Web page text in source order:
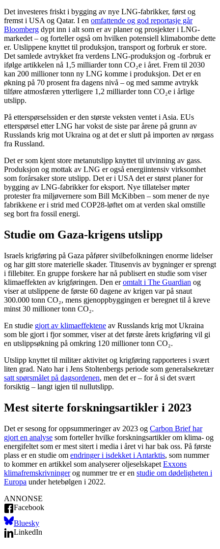
Det investeres friskt i bygging av nye LNG-fabrikker, først og
fremst i USA og Qatar. I en omfattende og god reportasje går
Bloomberg dypt inn i alt som er av planer og prosjekter i LNG-
markedet – og forteller også om hvilken potensiell klimabombe dette
er. Utslippene knyttet til produksjon, transport og forbruk er store.
Det samlede avtrykket fra verdens LNG-produksjon og -forbruk er
ifølge artikkelen nå 1,5 milliarder tonn CO₂e i året. Frem til 2030
kan 200 millioner tonn ny LNG komme i produksjon. Det er en
økning på 70 prosent fra dagens nivå – og med samme avtrykk
tilføre atmosfæren ytterligere 1,2 milliarder tonn CO₂e i årlige
utslipp.
På etterspørselssiden er den største veksten ventet i Asia. EUs
etterspørsel etter LNG har vokst de siste par årene på grunn av
Russlands krig mot Ukraina og at det er slutt på importen av rørgass
fra Russland.
Det er som kjent store metanutslipp knyttet til utvinning av gass.
Produksjon og mottak av LNG er også energiintensiv virksomhet
som forårsaker store utslipp. Det er i USA det er størst planer for
bygging av LNG-fabrikker for eksport. Nye tillatelser møter
protester fra miljøvernere som Bill McKibben – som mener de nye
fabrikkene er i strid med COP28-løftet om at verden skal omstille
seg bort fra fossil energi.
Studie om Gaza-krigens utslipp
Israels krigføring på Gaza påfører sivilbefolkningen enorme lidelser
og har gitt store materielle skader. Titusenvis av bygninger er sprengt
i fillebiter. En gruppe forskere har nå publisert en studie som viser
klimaeffekten av krigføringen. Den eromtalt i The Guardian og
viser at utslippene de første 60 dagene av krigen var på snaut
300.000 tonn CO₂, mens gjenoppbyggingen er beregnet til å kreve
minst 30 millioner tonn CO₂.
En studie gjort av klimaeffektene av Russlands krig mot Ukraina
som ble gjort i fjor sommer, viser at det første årets krigføring vil gi
en utslippsøkning på omkring 120 millioner tonn CO₂.
Utslipp knyttet til militær aktivitet og krigføring rapporteres i svært
liten grad. Nato har i Jens Stoltenbergs periode som generalsekretær
satt spørsmålet på dagsordenen, men det er – for å si det svært
forsiktig – langt igjen til nullutslipp.
Mest siterte forskningsartikler i 2023
Det er sesong for oppsummeringer av 2023 og Carbon Brief har
gjort en analyse som forteller hvilke forskningsartikler om klima- og
energifeltet som er mest sitert i media i året vi har bak oss. På første
plass er en studie om endringer i isdekket i Antarktis, som nummer
to kommer en artikkel som analyserer oljeselskapet Exxons
klimafremskrivningerog nummer tre er en studie om dødeligheten i
Europa under hetebølgen i 2022.
ANNONSE
Facebook
Bluesky
LinkedIn